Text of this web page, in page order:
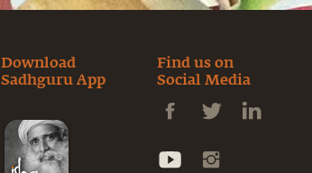
Download
Sadhguru App
Find us on
Social Media